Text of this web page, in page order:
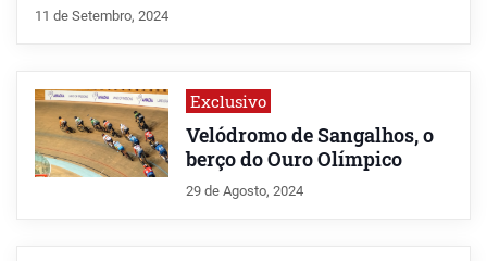
11 de Setembro, 2024
Exclusivo
Velódromo de Sangalhos, o
berço do Ouro Olímpico
29 de Agosto, 2024